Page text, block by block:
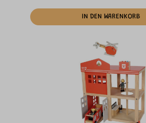
IN DEN WARENKORB